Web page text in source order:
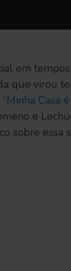
em
que virou
“Minha Casa
e
sobre essa